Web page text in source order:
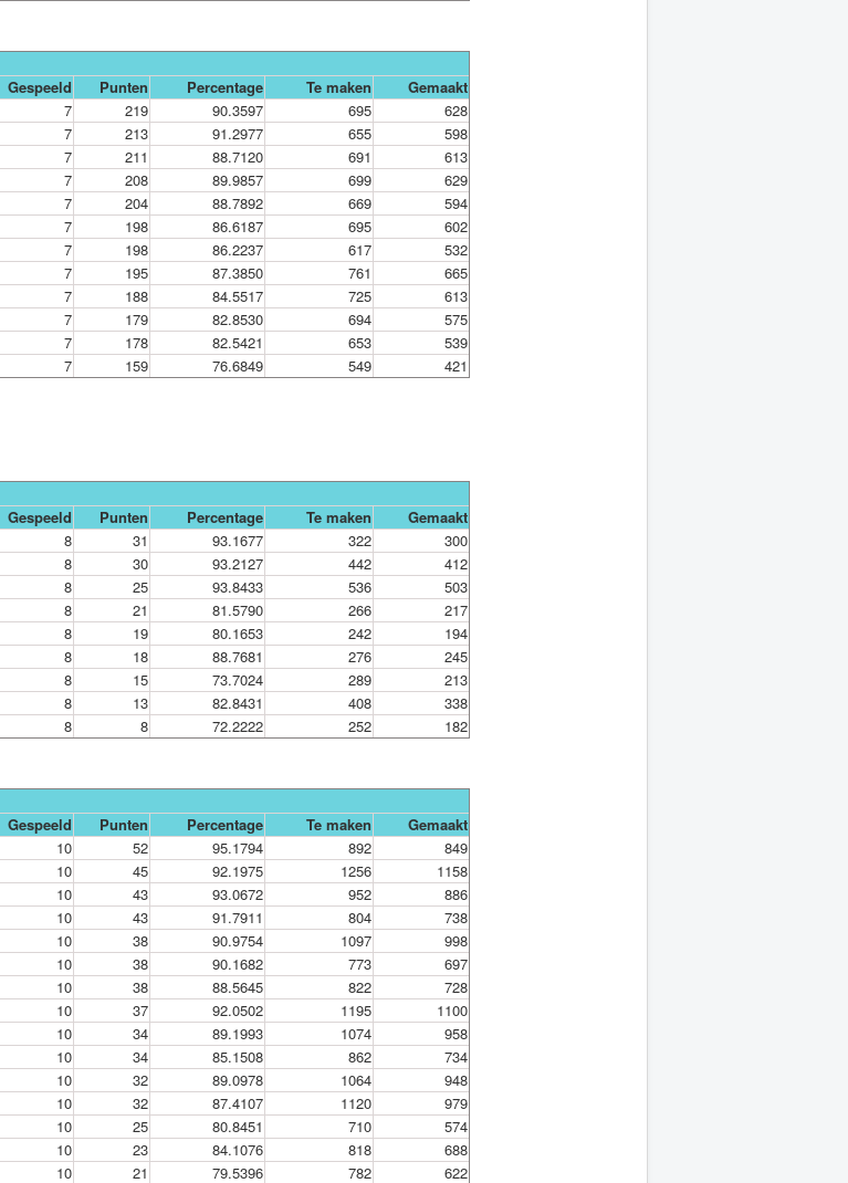
Gespeeld Punten Percentage Te maken
Gemaakt
7 219 90.3597 695
628
7 213 91.2977 655
598
7 211 88.7120 691
613
7 208 89.9857 699
629
7 204 88.7892 669
594
7 198 86.6187 695
602
7 198 86.2237 617
532
7 195 87.3850 761
665
7 188 84.5517 725
613
7 179 82.8530 694
575
7 178 82.5421 653
539
7 159 76.6849 549 421
Gespeeld Punten Percentage Te maken
Gemaakt
8 31 93.1677 322
300
8 30 93.2127 442
412
8 25 93.8433 536
503
8 21 81.5790 266
217
8 19 80.1653 242
194
8 18 88.7681 276
245
8 15 73.7024 289
213
8 13 82.8431 408
338
8 8 72.2222 252 182
Gespeeld Punten Percentage Te maken
Gemaakt
10 52 95.1794 892
849
10 45 92.1975 1256
1158
10 43 93.0672 952
886
10 43 91.7911 804
738
10 38 90.9754 1097
998
10 38 90.1682 773
697
10 38 88.5645 822
728
10 37 92.0502 1195
1100
10 34 89.1993 1074
958
10 34 85.1508 862
734
10 32 89.0978 1064
948
10 32 87.4107 1120
979
10 25 80.8451 710
574
10 23 84.1076 818
688
10 21 79.5396 782 622